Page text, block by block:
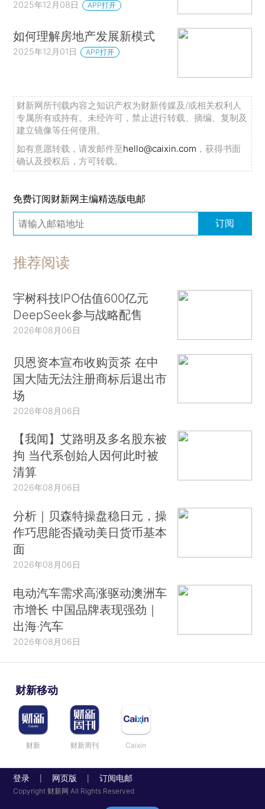
2025年12月08日 APP打开
如何理解房地产发展新模式
2025年12月01日 APP打开
财新网所刊载内容之知识产权为财新传媒及/或相关权利人
专属所有或持有。未经许可，禁止进行转载、摘编、复制及
建立镜像等任何使用。
如有意愿转载，请发邮件至hello@caixin.com ，获得书面
确认及授权后，方可转载。
免费订阅财新网主编精选版电邮
订阅
推荐阅读
宇树科技IPO估值600亿元
DeepSeek参与战略配售
2026年08月06日
贝恩资本宣布收购贡茶 在中
国大陆无法注册商标后退出市
场
2026年08月06日
【我闻】艾路明及多名股东被
拘 当代系创始人因何此时被
清算
2026年08月06日
分析｜贝森特操盘稳日元，操
作巧思能否撬动美日货币基本
面
2026年08月06日
电动汽车需求高涨驱动澳洲车
市增长 中国品牌表现强劲｜
出海·汽车
2026年08月06日
财新移动
财新 财新周刊 Caixin
登录 网页版 订阅电邮
Copyright 财新网 All Rights Reserved